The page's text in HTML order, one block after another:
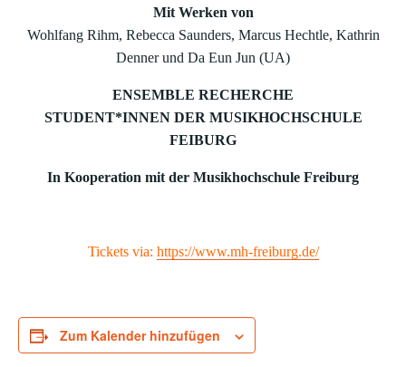
Mit Werken von
Wohlfang Rihm, Rebecca Saunders, Marcus Hechtle, Kathrin
Denner und Da Eun Jun (UA)
ENSEMBLE RECHERCHE
STUDENT*INNEN DER MUSIKHOCHSCHULE
FEIBURG
In Kooperation mit der Musikhochschule Freiburg
Tickets via: https://www.mh-freiburg.de/
Zum Kalender hinzufügen